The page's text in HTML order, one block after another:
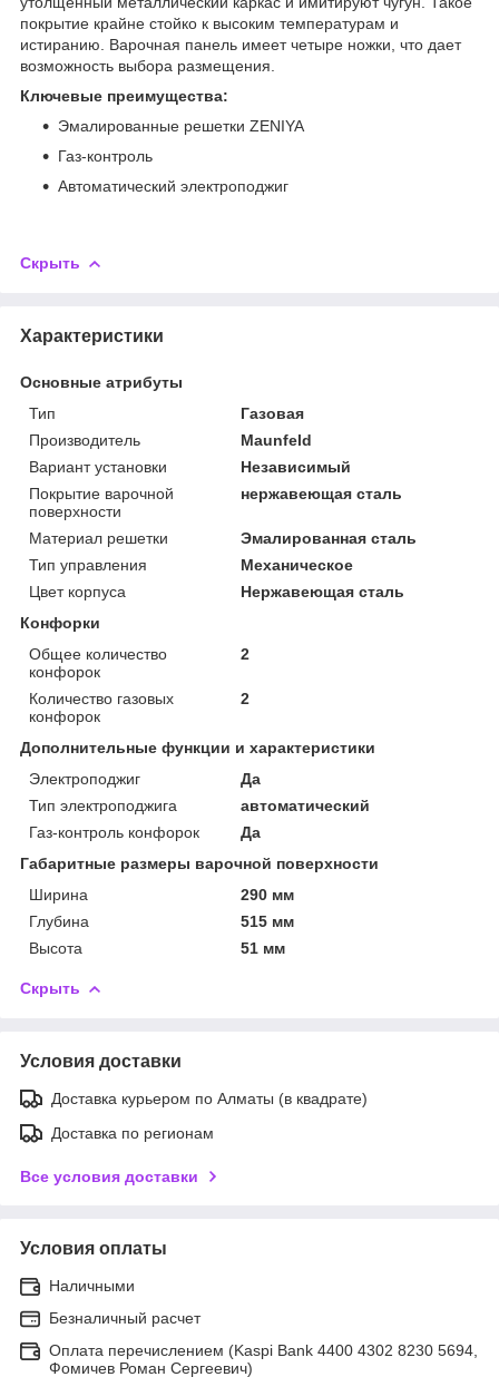
покрытие крайне стойко к высоким температурам и
истиранию. Варочная панель имеет четыре ножки, что дает
возможность выбора размещения.
Ключевые преимущества:
Эмалированные решетки ZENIYA
Газ-контроль
Автоматический электроподжиг
Скрыть
Характеристики
Основные атрибуты
Тип
Газовая
Производитель
Maunfeld
Вариант установки
Независимый
Покрытие варочной
поверхности
нержавеющая сталь
Материал решетки
Эмалированная сталь
Тип управления
Механическое
Цвет корпуса
Нержавеющая сталь
Конфорки
Общее количество
конфорок
2
Количество газовых
конфорок
2
Дополнительные функции и характеристики
Электроподжиг
Да
Тип электроподжига
автоматический
Газ-контроль конфорок
Да
Габаритные размеры варочной поверхности
Ширина
290 мм
Глубина
515 мм
Высота
51 мм
Скрыть
Условия доставки
Доставка курьером по Алматы (в квадрате)
Доставка по регионам
Все условия доставки
Условия оплаты
Наличными
Безналичный расчет
Оплата перечислением (Kaspi Bank 4400 4302 8230 5694,
Фомичев Роман Сергеевич)